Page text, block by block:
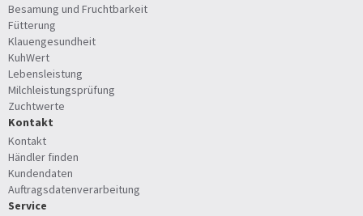
Besamung und Fruchtbarkeit
Fütterung
Klauengesundheit
KuhWert
Lebensleistung
Milchleistungsprüfung
Zuchtwerte
Kontakt
Kontakt
Händler finden
Kundendaten
Auftragsdatenverarbeitung
Service